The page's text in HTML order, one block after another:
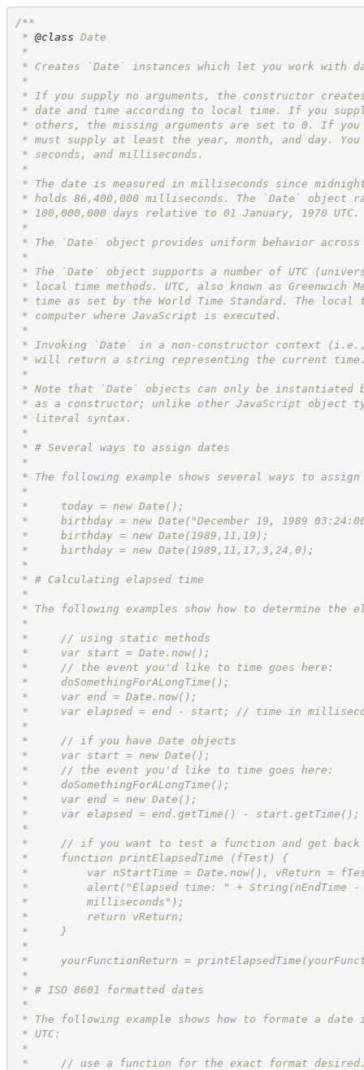
/**
* @class Date
*
* Creates `Date` instances which let you work with
*
* If you supply no arguments, the constructor
* date and time according to local time. If you
* others, the missing arguments are set to 0. If you
* must supply at least the year, month, and day.
* seconds, and milliseconds.
*
* The date is measured in milliseconds since midnight
* holds 86,400,000 milliseconds. The `Date` object
* 100,000,000 days relative to 01 January, 1970 UTC.
*
* The `Date` object provides uniform behavior
*
* The `Date` object supports a number of UTC
* local time methods. UTC, also known as Greenwich
* time as set by the World Time Standard. The local
* computer where JavaScript is executed.
*
* Invoking `Date` in a non-constructor context
* will return a string representing the current
*
* Note that `Date` objects can only be instantiated
* as a constructor; unlike other JavaScript object
* literal syntax.
*
* # Several ways to assign dates
*
* The following example shows several ways to
*
*     today = new Date();
*     birthday = new Date("December 19, 1989
*     birthday = new Date(1989,11,19);
*     birthday = new Date(1989,11,17,3,24,0);
*
* # Calculating elapsed time
*
* The following examples show how to determine the
*
*     // using static methods
*     var start = Date.now();
*     // the event you'd like to time goes here:
*     doSomethingForALongTime();
*     var end = Date.now();
*     var elapsed = end - start; // time in
*
*     // if you have Date objects
*     var start = new Date();
*     // the event you'd like to time goes here:
*     doSomethingForALongTime();
*     var end = new Date();
*     var elapsed = end.getTime() -
*
*     // if you want to test a function and get
*     function printElapsedTime (fTest) {
*         var nStartTime = Date.now(), vReturn =
*         alert("Elapsed time: " + String(nEndTime -
*         milliseconds");
*         return vReturn;
*     }
*
*     yourFunctionReturn =
*
* # ISO 8601 formatted dates
*
* The following example shows how to formate a date
* UTC:
*
*     // use a function for the exact format